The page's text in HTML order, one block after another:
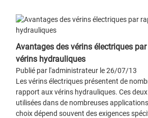
Avantages des vérins électriques
vérins hydrauliques
Publié par l'administrateur le 26/07/13
Les vérins électriques présentent de
rapport aux vérins hydrauliques. Ces
utilisées dans de nombreuses
choix dépend souvent des exigences